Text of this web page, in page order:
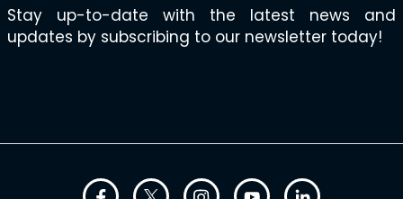
Stay up-to-date with the latest news and
updates by subscribing to our newsletter today!